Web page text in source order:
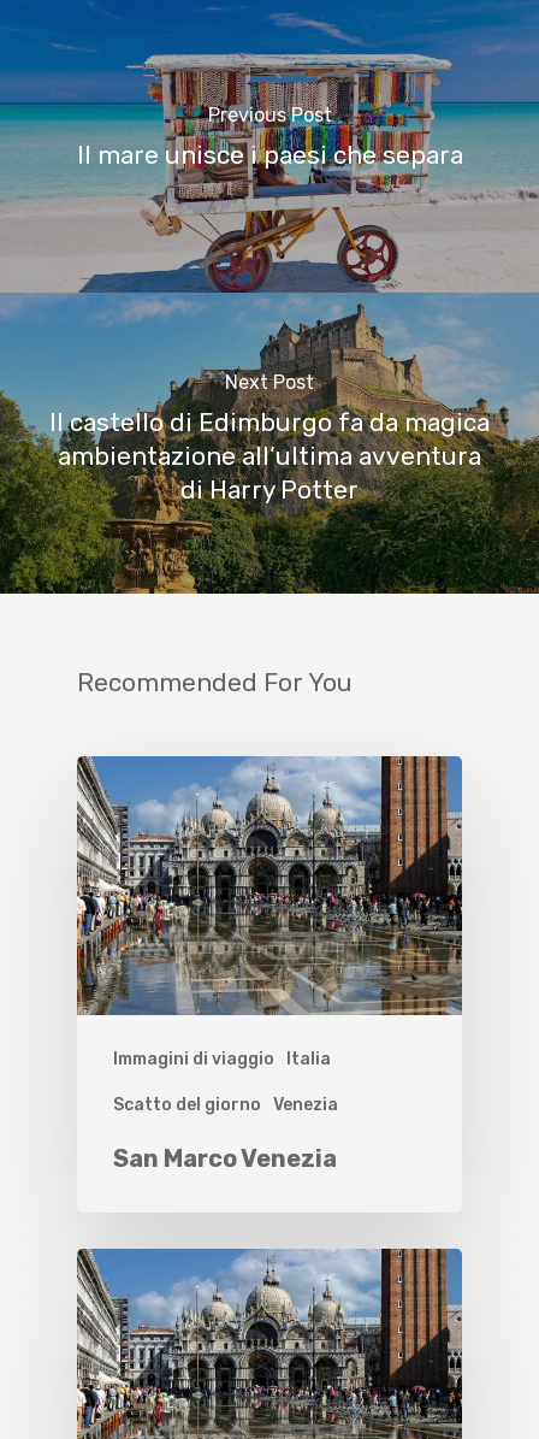
Previous Post
Il mare unisce i paesi che separa
Next Post
Il castello di Edimburgo fa da magica
ambientazione all’ultima avventura
di Harry Potter
Recommended For You
Immagini di viaggio Italia
Scatto del giorno Venezia
San Marco Venezia